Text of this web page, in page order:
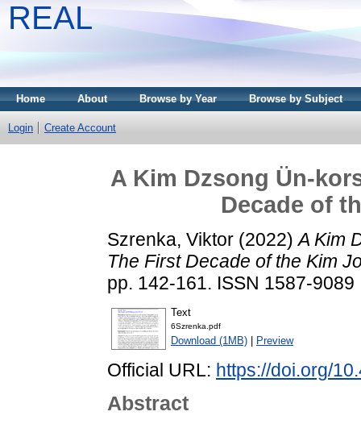
REAL
Home About Browse by Year Browse by Subject
Login Create Account
A Kim Dzsong Ün-
Decade of
Szrenka, Viktor (2022)A Kim
The First Decade of the Kim
pp. 142-161. ISSN 1587-9089
Text
6Szrenka.pdf
Download (1MB) Preview
Official URL: https://doi.org/
Abstract